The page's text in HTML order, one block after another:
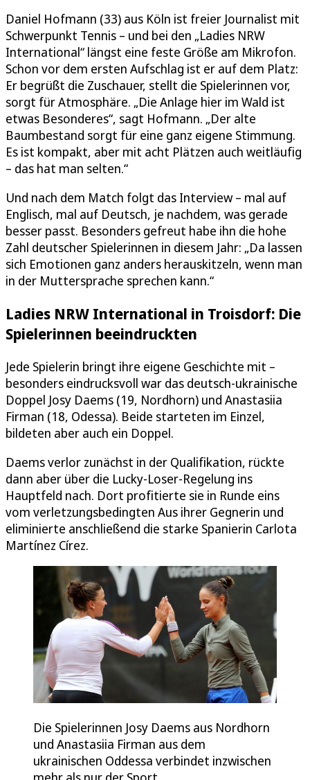
Daniel Hofmann (33) aus Köln ist freier Journalist mit
Schwerpunkt Tennis – und bei den „Ladies NRW
International“ längst eine feste Größe am Mikrofon.
Schon vor dem ersten Aufschlag ist er auf dem Platz:
Er begrüßt die Zuschauer, stellt die Spielerinnen vor,
sorgt für Atmosphäre. „Die Anlage hier im Wald ist
etwas Besonderes“, sagt Hofmann. „Der alte
Baumbestand sorgt für eine ganz eigene Stimmung.
Es ist kompakt, aber mit acht Plätzen auch weitläufig
– das hat man selten.“
Und nach dem Match folgt das Interview – mal auf
Englisch, mal auf Deutsch, je nachdem, was gerade
besser passt. Besonders gefreut habe ihn die hohe
Zahl deutscher Spielerinnen in diesem Jahr: „Da lassen
sich Emotionen ganz anders herauskitzeln, wenn man
in der Muttersprache sprechen kann.“
Ladies NRW International in Troisdorf: Die
Spielerinnen beeindruckten
Jede Spielerin bringt ihre eigene Geschichte mit –
besonders eindrucksvoll war das deutsch-ukrainische
Doppel Josy Daems (19, Nordhorn) und Anastasiia
Firman (18, Odessa). Beide starteten im Einzel,
bildeten aber auch ein Doppel.
Daems verlor zunächst in der Qualifikation, rückte
dann aber über die Lucky-Loser-Regelung ins
Hauptfeld nach. Dort profitierte sie in Runde eins
vom verletzungsbedingten Aus ihrer Gegnerin und
eliminierte anschließend die starke Spanierin Carlota
Martínez Círez.
Die Spielerinnen Josy Daems aus Nordhorn
und Anastasiia Firman aus dem
ukrainischen Oddessa verbindet inzwischen